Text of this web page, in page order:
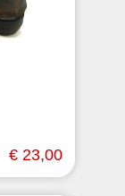
€ 23,00